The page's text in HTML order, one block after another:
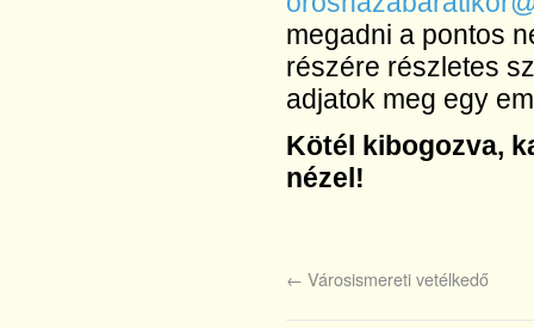
megadni a pontos
részére részletes
adjatok meg egy
Kötél kibogozva,
nézel!
← Városismereti vetélkedő